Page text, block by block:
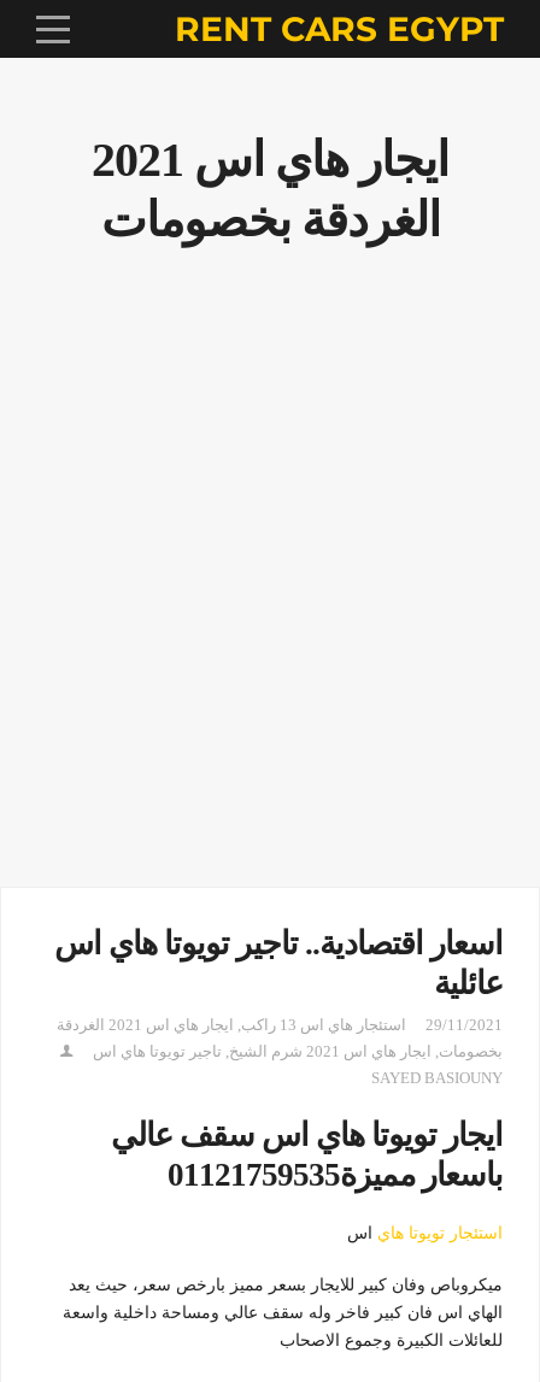
RENT CARS EGYPT
ايجار هاي اس 2021
الغردقة بخصومات
اسعار اقتصادية.. تاجير تويوتا هاي اس
عائلية
29/11/2021 استئجار هاي اس 13 راكب ,
ايجار هاي اس 2021 الغردقة
بخصومات, ايجار هاي اس 2021 شرم الشيخ , تاجير تويوتا هاي اس
SAYED BASIOUNY
ايجار تويوتا هاي اس سقف عالي
باسعار مميزة01121759535
استئجار تويوتا هاي اس
ميكروباص وفان كبير للايجار بسعر مميز بارخص سعر، حيث يعد
الهاي اس فان كبير فاخر وله سقف عالي ومساحة داخلية واسعة
للعائلات الكبيرة وجموع الاصحاب